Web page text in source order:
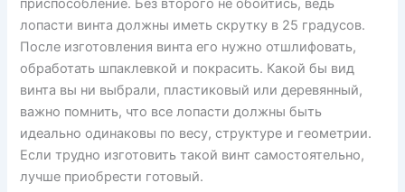
приспособление. Без второго не обойтись, ведь
лопасти винта должны иметь скрутку в 25 градусов.
После изготовления винта его нужно отшлифовать,
обработать шпаклевкой и покрасить. Какой бы вид
винта вы ни выбрали, пластиковый или деревянный,
важно помнить, что все лопасти должны быть
идеально одинаковы по весу, структуре и геометрии.
Если трудно изготовить такой винт самостоятельно,
лучше приобрести готовый.